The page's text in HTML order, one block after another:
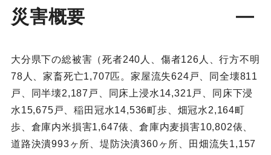
災害概要
大分県下の総被害（死者240人、傷者126人、行方不明
78人、家畜死亡1,707匹。家屋流失624戸、同全壊811
戸、同半壊2,187戸、同床上浸水14,321戸、同床下浸
水15,675戸、稲田冠水14,536町歩、畑冠水2,164町
歩、倉庫内米損害1,647俵、倉庫内麦損害10,802俵、
道路決潰993ヶ所、堤防決潰360ヶ所、田畑流失1,157